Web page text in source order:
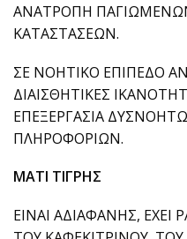
ΑΝΑΤΡΟΠΗ
ΚΑΤΑΣΤΑΣΕΩΝ.
ΣΕ ΝΟΗΤΙΚΟ ΕΠΙΠΕΔΟ
ΔΙΑΙΣΘΗΤΙΚΕΣ
ΕΠΕΞΕΡΓΑΣΙΑ
ΠΛΗΡΟΦΟΡΙΩΝ.
ΜΑΤΙ ΤΙΓΡΗΣ
ΕΙΝΑΙ ΑΔΙΑΦΑΝΗΣ, ΕΧΕΙ